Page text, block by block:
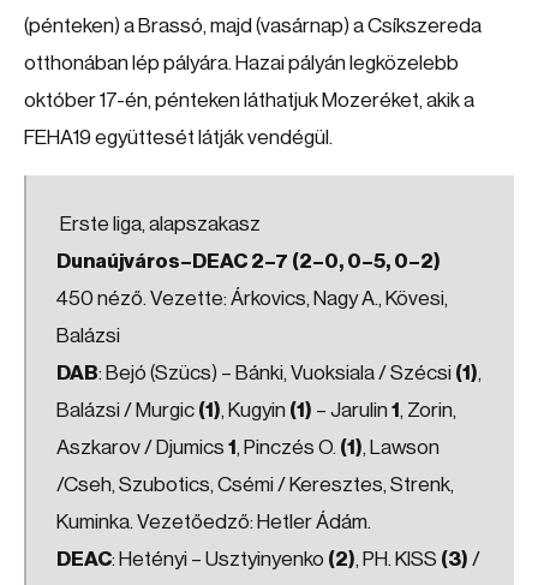
(pénteken) a Brassó, majd (vasárnap) a Csíkszereda
otthonában lép pályára. Hazai pályán legközelebb
október 17-én, pénteken láthatjuk Mozeréket, akik a
FEHA19 együttesét látják vendégül.
Erste liga, alapszakasz
Dunaújváros–DEAC 2–7 (2–0, 0–5, 0–2)
450 néző. Vezette: Árkovics, Nagy A., Kövesi,
Balázsi
DAB: Bejó (Szücs) – Bánki, Vuoksiala / Szécsi (1),
Balázsi / Murgic (1), Kugyin (1) – Jarulin 1 , Zorin,
Aszkarov / Djumics 1 , Pinczés O. (1), Lawson
/Cseh, Szubotics, Csémi / Keresztes, Strenk,
Kuminka. Vezetőedző: Hetler Ádám.
DEAC: Hetényi – Usztyinyenko (2), PH. KISS (3) /